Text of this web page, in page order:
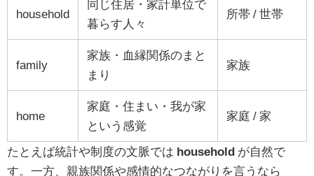
household
同じ住居・家計単位で
暮らす人々
所帯 / 世帯
family
家族・血縁関係のまと
まり
家族
home
家庭・住まい・我が家
という感覚
家庭 / 家
たとえば統計や制度の文脈では household が自然で
す。一方、親族関係や感情的なつながりを言うなら